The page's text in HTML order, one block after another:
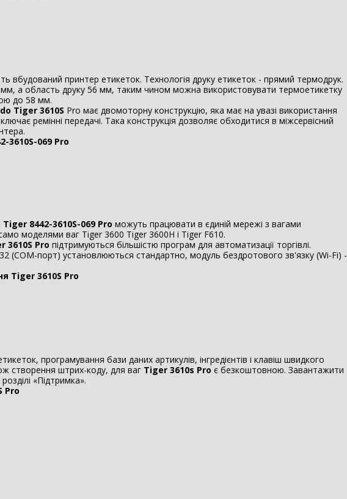
вбудований принтер етикеток. Технологія друку етикеток - прямий термодрук.
а область друку 56 мм, таким чином можна використовувати термоетикетку
до 58 мм.
Tiger 3610S Pro має двомоторну конструкцію, яка має на увазі використання
ремінні передачі. Така конструкція дозволяє обходитися в міжсервісний
3610S-069 Pro
Tiger 8442-3610S-069 Pro можуть працювати в єдиній мережі з вагами
моделями ваг Tiger 3600 Tiger 3600H і Tiger F610.
3610S Pro підтримуються більшістю програм для автоматизації торгівлі.
(COM-порт) установлюються стандартно, модуль бездротового зв'язку (Wi-Fi) -
Tiger 3610S Pro
програмування бази даних артикулів, інгредієнтів і клавіш швидкого
створення штрих-коду, для ваг Tiger 3610s Pro є безкоштовною. Завантажити
«Підтримка».
Pro